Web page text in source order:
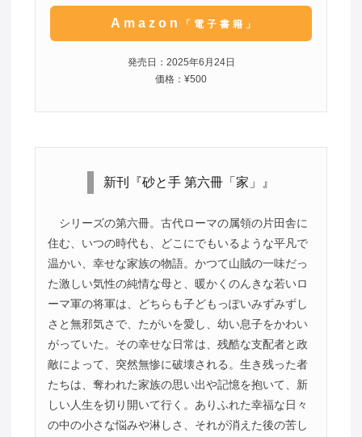
Amazon 「電子書籍」
発売日：2025年6月24日
価格：¥500
新刊『砂と手 第六冊「家」』
シリーズの第六冊。古代ローマの属領の片田舎に
住む、いつの時代も、どこにでもいるような平凡で
温かい、幸せな家族の物語。かつて山賊の一味だっ
た激しい気性の純情な母と、暖かくのんきな若いロ
ーマ軍の将軍は、どちらも子どもっぽいみずみずし
さと無邪気さで、たがいを愛し、幼い息子をかわい
がっていた。その幸せな日常は、残酷な支配者と政
敵によって、突然無惨に破壊される。生き残った者
たちは、奪われた家族の思い出や記憶を抱いて、新
しい人生を切り開いて行く。ありふれた幸福な日々
の中の小さな悩みや淋しさ、それが消えた後の苦し